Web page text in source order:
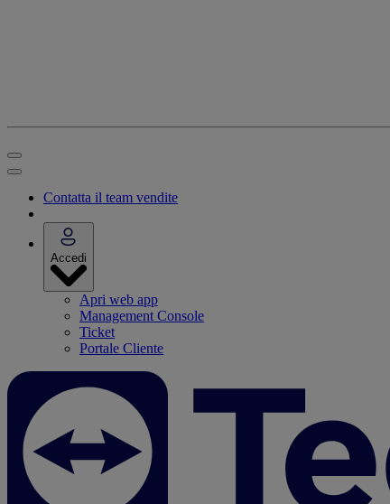
Contatta il team vendite
Accedi
Apri web app
Management Console
Ticket
Portale Cliente